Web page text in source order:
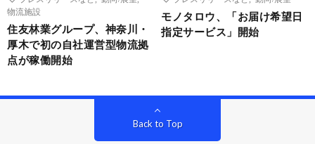
物流施設
住友林業グループ、神奈川・
厚木で初の自社運営型物流拠
点が稼働開始
モノタロウ、「お届け希望日
指定サービス」開始
Back to Top